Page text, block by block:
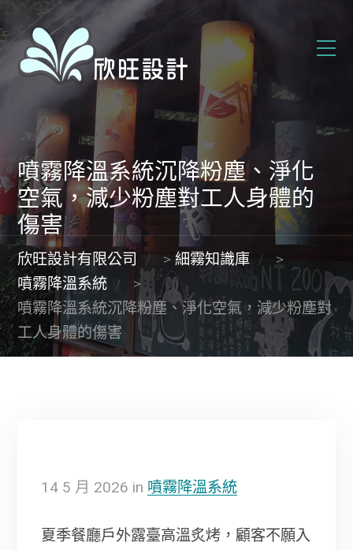
噴霧降溫系統沉降粉塵、淨化
空氣，減少粉塵對工人身體的
傷害
欣旺設計有限公司 >細霧知識庫
>
噴霧降溫系統
>
噴霧降溫系統沉降粉塵、淨化空氣，減少粉塵對
工人身體的傷害
14 5 月 2026 in 噴霧降溫系統
夏季餐廳戶外露臺高溫炙烤，顧客不願入